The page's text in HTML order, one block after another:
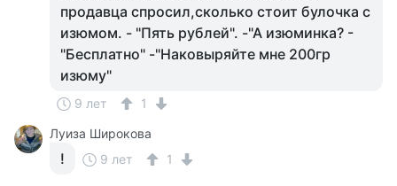
продавца спросил,сколько стоит булочка с
изюмом. - "Пять рублей". -"А изюминка? -
"Бесплатно" -"Наковыряйте мне 200гр
изюму"
9 лет
1
Луиза Широкова
! 9 лет 1